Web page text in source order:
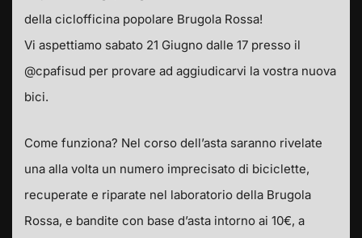
della ciclofficina popolare Brugola Rossa!
Vi aspettiamo sabato 21 Giugno dalle 17 presso il
@cpafisud per provare ad aggiudicarvi la vostra nuova
bici.
Come funziona? Nel corso dell’asta saranno rivelate
una alla volta un numero imprecisato di biciclette,
recuperate e riparate nel laboratorio della Brugola
Rossa, e bandite con base d’asta intorno ai 10€, a